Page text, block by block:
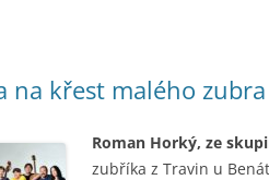
na křest malého zubra
Roman Horký, ze
zubříka z Travin u